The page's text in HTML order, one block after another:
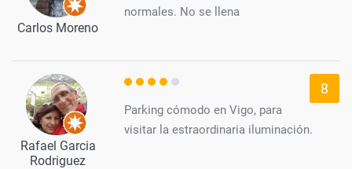
Carlos Moreno
normales. No se llena
Rafael Garcia
Rodriguez
8
Parking cómodo en Vigo, para
visitar la estraordinaria iluminación.